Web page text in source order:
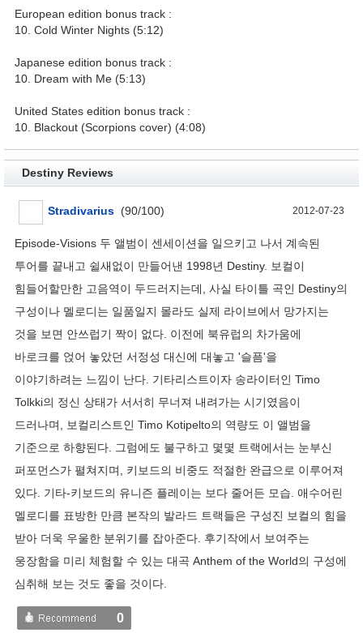
European edition bonus track :
10. Cold Winter Nights (5:12)
Japanese edition bonus track :
10. Dream with Me (5:13)
United States edition bonus track :
10. Blackout (Scorpions cover) (4:08)
Destiny Reviews
Stradivarius (90/100) 2012-07-23
Episode-Visions 두 앨범이 센세이션을 일으키고 나서 계속된
투어를 끝내고 쉴새없이 만들어낸 1998년 Destiny. 보컬이
힘들어할만한 고음역이 두드러지는데, 사실 타이틀 곡인 Destiny의
구성이나 멜로디는 일품일지 몰라도 실제 라이브에서 망가지는
것을 보면 안쓰럽기 짝이 없다. 이전에 북유럽의 차가움에
바로크를 얹어 놓았던 서정성 대신에 대놓고 '슬픔'을
이야기하려는 느낌이 난다. 기타리스트이자 송라이터인 Timo
Tolkki의 정신 상태가 서서히 무너져 내려가는 시기였음이
드러나며, 보컬리스트인 Timo Kotipelto의 역량도 이 앨범을
기준으로 하향된다. 그럼에도 불구하고 몇몇 트랙에서는 눈부신
퍼포먼스가 펼쳐지며, 키보드의 비중도 적절한 완급으로 이루어져
있다. 기타-키보드의 유니즌 플레이는 보다 줄어든 모습. 애수어린
멜로디를 표방한 만큼 본작의 발라드 트랙들은 구성진 보컬의 힘을
받아 더욱 우울한 분위기를 잡아준다. 후기작에서 보여주는
웅장함을 미리 체험할 수 있는 대곡 Anthem of the World의 구성에
심취해 보는 것도 좋을 것이다.
0